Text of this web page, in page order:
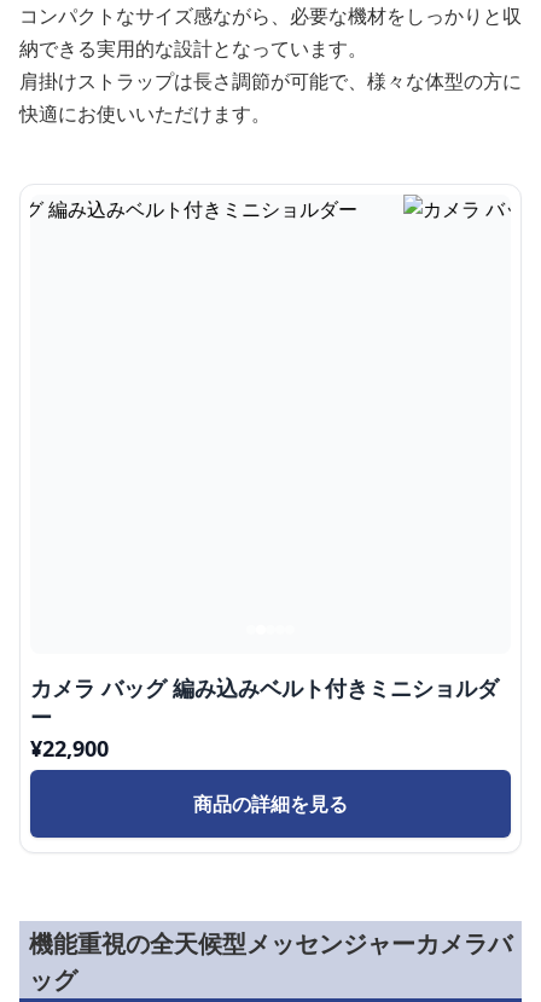
コンパクトなサイズ感ながら、必要な機材をしっかりと収
納できる実用的な設計となっています。
肩掛けストラップは長さ調節が可能で、様々な体型の方に
快適にお使いいただけます。
カメラ バッグ 編み込みベルト付きミニショルダ
ー
¥22,900
商品の詳細を見る
機能重視の全天候型メッセンジャーカメラバ
ッグ